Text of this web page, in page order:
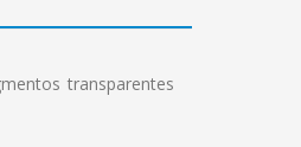
transparentes